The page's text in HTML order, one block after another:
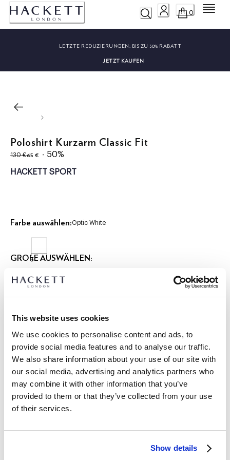
This website uses cookies
We use cookies to personalise content and ads, to
provide social media features and to analyse our traffic.
We also share information about your use of our site with
our social media, advertising and analytics partners who
may combine it with other information that you’ve
provided to them or that they’ve collected from your use
of their services.
Show details
0 Menü
LETZTE REDUZIERUNGEN: BIS ZU 50% RABATT
JETZT KAUFEN
Poloshirt Kurzarm Classic Fit
130 €
ursprünglicher Preis 130 €
65 €
aktueller Preis 65 €
- 50%
HACKETT SPORT
Farbe auswählen:Optic White
GRÖßE AUSWÄHLEN:
XS S
Größe des Models:1.85 m
ARTIKEL DETAILS
HM5600121
- Hackett Sport
- 100% Baumwoll-Interlock-Stoff
- Abgerundet mit unserem ikonischen, superweichen und
LIEFERUNG UND RÜCKGABE
Kostenlose Lieferung und Rückgabe
FREE Click & Collect 4-5 Werktage
JETZT ABONNIERENund genießen Sie 10 % Rabatt auf Ihren